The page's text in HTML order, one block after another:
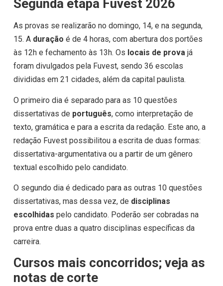
Segunda etapa Fuvest 2026
As provas se realizarão no domingo, 14, e na segunda,
15. A duração é de 4 horas, com abertura dos portões
às 12h e fechamento às 13h. Os locais de prova já
foram divulgados pela Fuvest, sendo 36 escolas
divididas em 21 cidades, além da capital paulista.
O primeiro dia é separado para as 10 questões
dissertativas de português, como interpretação de
texto, gramática e para a escrita da redação. Este ano, a
redação Fuvest possibilitou a escrita de duas formas:
dissertativa-argumentativa ou a partir de um gênero
textual escolhido pelo candidato.
O segundo dia é dedicado para as outras 10 questões
dissertativas, mas dessa vez, de disciplinas
escolhidas pelo candidato. Poderão ser cobradas na
prova entre duas a quatro disciplinas específicas da
carreira.
Cursos mais concorridos; veja as
notas de corte